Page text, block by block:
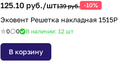
125.10 руб./шт139 руб. -10%
Эковент Решетка накладная 1515Р
0 0 В наличии: 12 шт
В корзину